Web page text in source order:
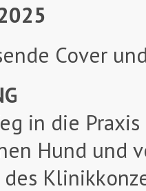
Cover
in die
Hund und